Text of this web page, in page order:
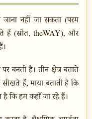
नहीं जा सकता (परम
हैं (स्रोत, theWAY), और
बनती है। तीन क्षेत्र बताते
हैं, माया बताती है कि
है कि हम कहाँ जा रहे हैं।